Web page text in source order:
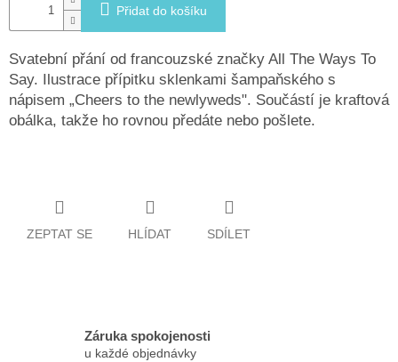
Přihlášení
Přidat do košíku
Svatební přání od francouzské značky All The Ways To
Say. Ilustrace přípitku sklenkami šampaňského s
nápisem „Cheers to the newlyweds". Součástí je kraftová
obálka, takže ho rovnou předáte nebo pošlete.
ZEPTAT SE HLÍDAT SDÍLET
Záruka spokojenosti
u každé objednávky